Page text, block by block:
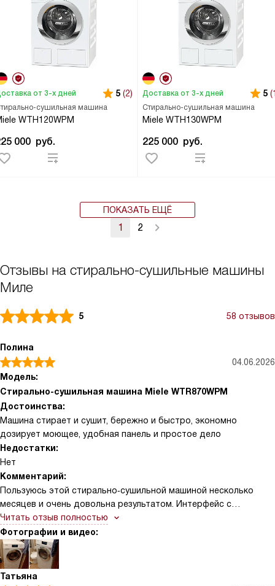
сушильная машина
WTH120WPM
от 3-х дней 5 (2)
000 руб.
Стирально-сушильная машина
Miele WTH130WPM
Доставка от 3-х дней 5
225 000 руб.
ПОКАЗАТЬ ЕЩЁ
1 2
Отзывы на стирально-сушильные машины
Миле
5 58 отзывов
Полина
04.06.2026
Модель:
Стирально-сушильная машина Miele WTR870WPM
Достоинства:
Машина стирает и сушит, бережно и быстро, экономно
дозирует моющее, удобная панель и простое дело
Недостатки:
Нет
Комментарий:
Пользуюсь этой стирально‑сушильной машиной несколько
месяцев и очень довольна результатом. Интерфейс с
наклонной панелью и MTouch понятен с первого раза,
программы логичные — не нужно всё время заглядывать в
инструкцию. Автодозирование TwinDos и капсулы CapDosing
действительно экономят время: раз в неделю залила и забыла
про дозу, вещи всегда отстираны равномерно. Функция
Читать отзыв полностью
Фотографии и видео:
Татьяна